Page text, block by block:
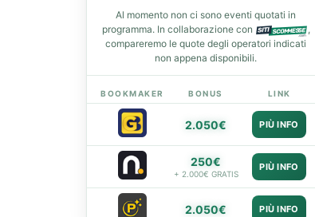
Al momento non ci sono eventi quotati in
programma. In collaborazione con
,
compareremo le quote degli operatori indicati
non appena disponibili.
BOOKMAKER BONUS LINK
2.050€ PIÙ INFO
250€
+ 2.000€ GRATIS
PIÙ INFO
2.050€ PIÙ INFO